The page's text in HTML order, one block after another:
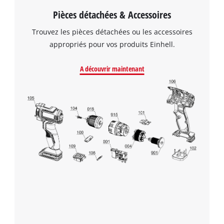
Pièces détachées & Accessoires
Trouvez les pièces détachées ou les accessoires
appropriés pour vos produits Einhell.
A découvrir maintenant